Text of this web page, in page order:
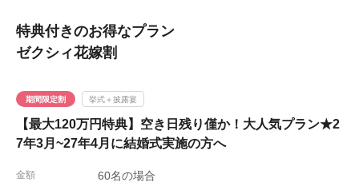
特典付きのお得なプラン
ゼクシィ花嫁割
期間限定割 挙式＋披露宴
【最大120万円特典】空き日残り僅か！大人気プラン★2
7年3月~27年4月に結婚式実施の方へ
金額
60名の場合